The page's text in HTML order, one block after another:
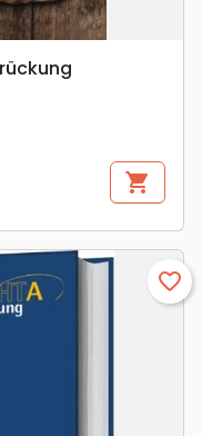
shopping_cart
favorite_border